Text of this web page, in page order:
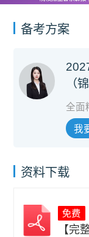
备考方案
（
全面
我
资料下载
【完